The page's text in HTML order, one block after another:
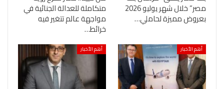
مصر” خلال شهر يوليو 2026
بعروض مميزة لحاملي…
متكاملة للعدالة الجنائية في
مواجهة عالم تتغير فيه
خرائط…
أهم الأخبار أهم الأخبار